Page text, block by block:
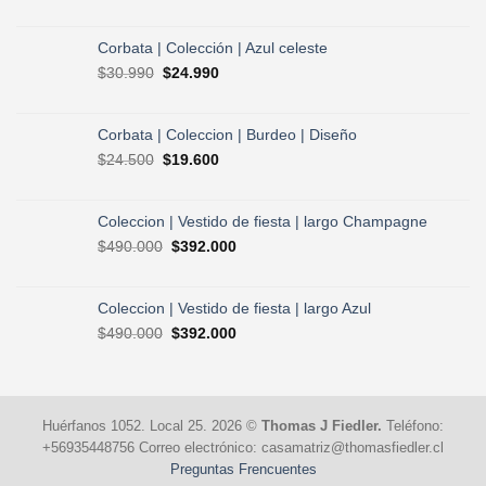
era:
$30.990.
es:
$24.990.
Corbata | Colección | Azul celeste
$30.990 El
era:
$30.990.
$24.990El
es:
Corbata | Coleccion | Burdeo | Diseño
$24.500 El
era:
$24.500.
$19.600El
es:
$19.600.
Coleccion | Vestido de fiesta | largo Champagne
$490.000 El
era:
$490.000.
$392.000El
es:
Coleccion | Vestido de fiesta | largo Azul
$490.000 El
$392.000El
Huérfanos 1052. Local 25. 2026 © Thomas J Fiedler. Teléfono:
+56935448756 Correo electrónico: casamatriz@thomasfiedler.cl
Preguntas Frencuentes